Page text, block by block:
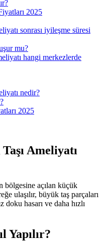
2025
sonrası iyileşme süresi
mu?
hangi merkezlerde
nedir?
2025
Ameliyatı
bölgesine açılan küçük
ulaşılır, büyük taş parçaları
doku hasarı ve daha hızlı
Yapılır?